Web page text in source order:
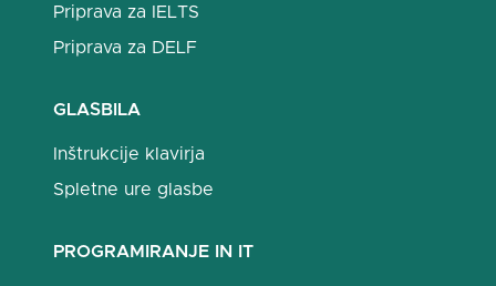
Priprava za IELTS
Priprava za DELF
GLASBILA
Inštrukcije klavirja
Spletne ure glasbe
PROGRAMIRANJE IN IT